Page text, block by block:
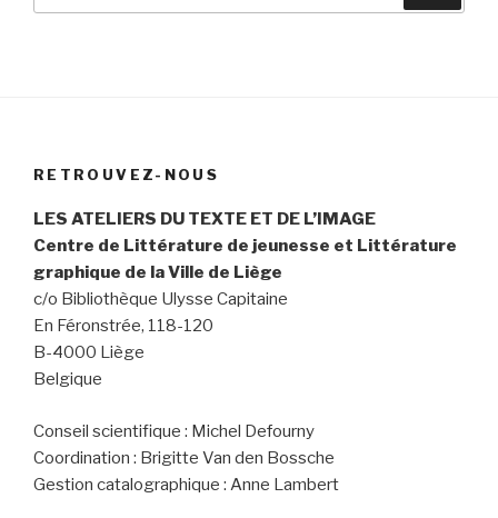
RETROUVEZ-NOUS
LES ATELIERS DU TEXTE ET DE L’IMAGE
Centre de Littérature de jeunesse et Littérature
graphique de la Ville de Liège
c/o Bibliothèque Ulysse Capitaine
En Féronstrée, 118-120
B-4000 Liège
Belgique
Conseil scientifique : Michel Defourny
Coordination : Brigitte Van den Bossche
Gestion catalographique : Anne Lambert